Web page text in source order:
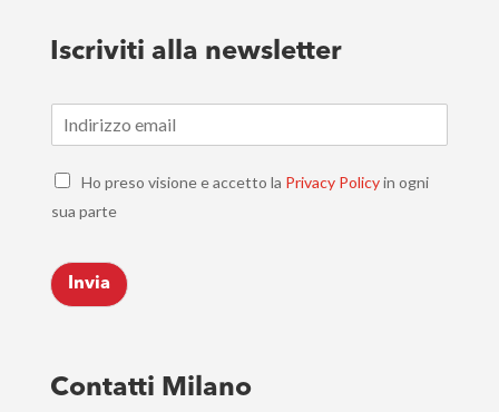
Iscriviti alla newsletter
m
*
C
e
k
b
o
s
*
Ho preso visione e accetto la Privacy Policyin ogni
sua parte
Invia
Contatti Milano